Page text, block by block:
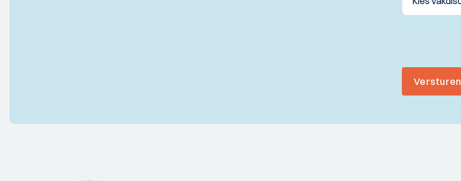
Versturen